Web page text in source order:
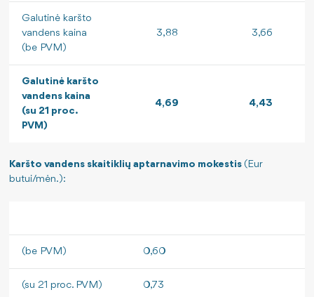
Galutinė karšto
vandens kaina
(be PVM)
3,88 3,66
Galutinė karšto
vandens kaina
(su 21 proc.
PVM)
4,69 4,43
Karšto vandens skaitiklių aptarnavimo mokestis (Eur
butui/mėn.):
(be PVM) 0,60
(su 21 proc. PVM) 0,73